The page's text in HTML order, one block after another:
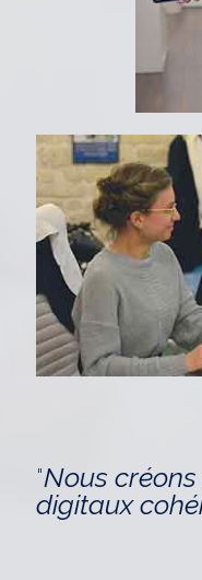
"Nous
digitaux